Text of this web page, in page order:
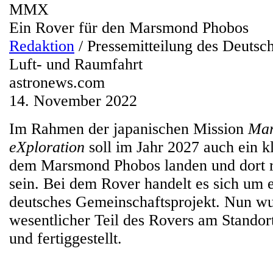
MMX
Ein Rover für den Marsmond Phobos
Redaktion / Pressemitteilung des
Luft- und Raumfahrt
astronews.com
14. November 2022
Im Rahmen der japanischen Mission
eXploration soll im Jahr 2027 auch ein
dem Marsmond Phobos landen und dort
sein. Bei dem Rover handelt es sich um
deutsches Gemeinschaftsprojekt. Nun
wesentlicher Teil des Rovers am
und fertiggestellt.